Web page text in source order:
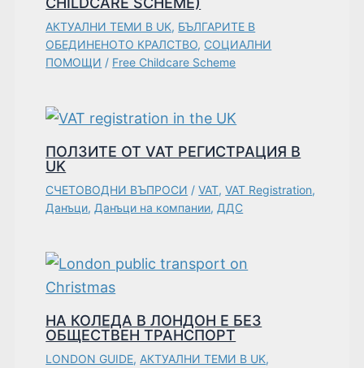
АКТУАЛНИ ТЕМИ В UK, БЪЛГАРИТЕ В
ОБЕДИНЕНОТО КРАЛСТВО, СОЦИАЛНИ
ПОМОЩИ / Free Childcare Scheme
ПОЛЗИТЕ ОТ VAT РЕГИСТРАЦИЯ В
UK
СЧЕТОВОДНИ ВЪПРОСИ /VAT,VAT Registration,
Данъци, Данъци на компании, ДДС
НА КОЛЕДА В ЛОНДОН Е БЕЗ
ОБЩЕСТВЕН ТРАНСПОРТ
LONDON GUIDE, АКТУАЛНИ ТЕМИ В UK,